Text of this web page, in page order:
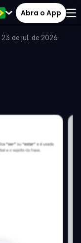
Abra o App
23 de jul. de 2026·